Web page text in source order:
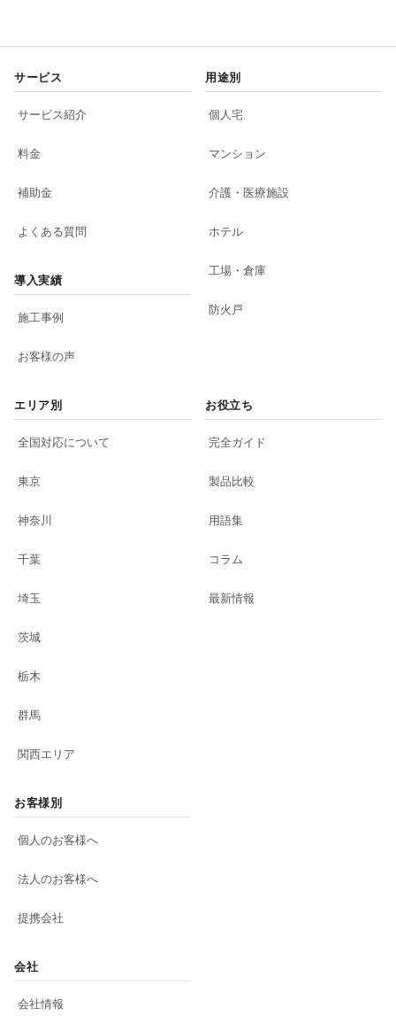
サービス
サービス紹介
料金
補助金
よくある質問
導入実績
施工事例
お客様の声
用途別
個人宅
マンション
介護・医療施設
ホテル
工場・倉庫
防火戸
エリア別
全国対応について
東京
神奈川
千葉
埼玉
茨城
栃木
群馬
関西エリア
お役立ち
完全ガイド
製品比較
用語集
コラム
最新情報
お客様別
個人のお客様へ
法人のお客様へ
提携会社
会社
会社情報